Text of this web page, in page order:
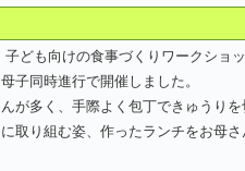
ども向けの食事づくりワークショ
子同時進行で開催しました。
が多く、手際よく包丁できゅうり
取り組む姿、作ったランチをお母